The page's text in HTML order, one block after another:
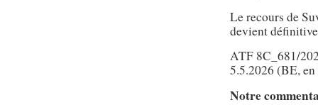
Le recours de
devient
ATF 8C_681/
5.5.2026 (BE,
Notre